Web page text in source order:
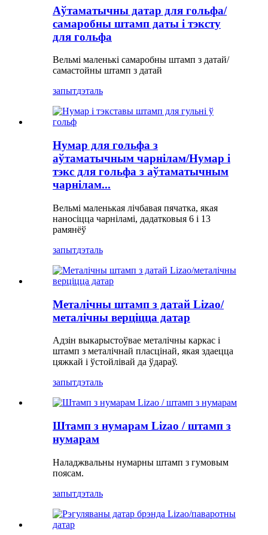
Аўтаматычны датар для гольфа/
самаробны штамп даты і тэксту
для гольфа
Вельмі маленькі самаробны штамп з датай/
самастойны штамп з датай
запытдэталь
Нумар для гольфа з
аўтаматычным чарнілам/Нумар і
тэкс для гольфа з аўтаматычным
чарнілам...
Вельмі маленькая лічбавая пячатка, якая
наносіцца чарніламі, дадатковыя 6 і 13
рамянёў
запытдэталь
Металічны штамп з датай Lizao/
металічны верціцца датар
Адзін выкарыстоўвае металічны каркас і
штамп з металічнай пласцінай, якая здаецца
цяжкай і ўстойлівай да ўдараў.
запытдэталь
Штамп з нумарам Lizao / штамп з
нумарам
Наладжвальны нумарны штамп з гумовым
поясам.
запытдэталь